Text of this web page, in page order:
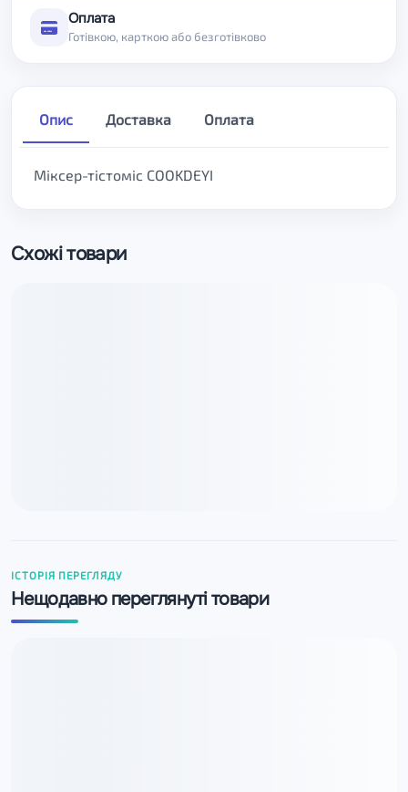
Оплата
Готівкою, карткою або безготівково
Опис Доставка Оплата
Міксер-тістоміс COOKDEYI
Схожі товари
ІСТОРІЯ ПЕРЕГЛЯДУ
Нещодавно переглянуті товари